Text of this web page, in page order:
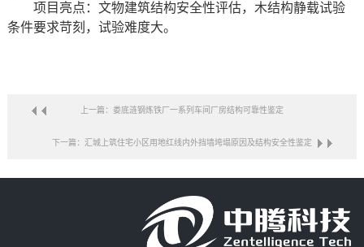
项目 亮点： 文物建筑结构安全性评估，木结构静载试验
条件要求苛刻，试验难度大。
上一篇：娄底涟钢炼铁厂一系列车间厂房结构可靠性鉴定
下一篇：汇城上筑住宅小区用地红线内外挡墙垮塌原因及结构安全性鉴定